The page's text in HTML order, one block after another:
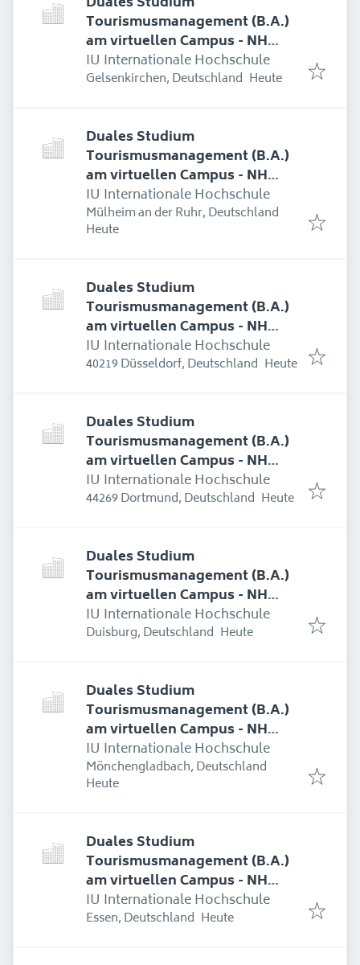
Tourismusmanagement (B.A.)
am virtuellen Campus - NH
Hotel Bingen
IU Internationale Hochschule
Gelsenkirchen, Deutschland Erschienen :
Heute
Duales Studium
Tourismusmanagement (B.A.)
am virtuellen Campus - NH
Hotel Bingen
IU Internationale Hochschule
Mülheim an der Ruhr, Deutschland
Erschienen
Heute
Duales Studium
Tourismusmanagement (B.A.)
am virtuellen Campus - NH
Hotel Bingen
IU Internationale Hochschule
40219 Düsseldorf, Deutschland Erschienen
Heute
Duales Studium
Tourismusmanagement (B.A.)
am virtuellen Campus - NH
Hotel Bingen
IU Internationale Hochschule
44269 Dortmund, Deutschland Erschienen:
Heute
Duales Studium
Tourismusmanagement (B.A.)
am virtuellen Campus - NH
Hotel Bingen
IU Internationale Hochschule
Duisburg, Deutschland Erschienen
Heute
Duales Studium
Tourismusmanagement (B.A.)
am virtuellen Campus - NH
Hotel Bingen
IU Internationale Hochschule
Mönchengladbach, Deutschland
Erschienen
Heute
Duales Studium
Tourismusmanagement (B.A.)
am virtuellen Campus - NH
Hotel Bingen
IU Internationale Hochschule
Essen, Deutschland Erschienen
Heute